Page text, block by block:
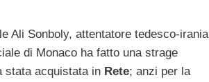
Ali Sonboly, attentatore tedesco-
di Monaco ha fatto una strage
stata acquistata in Rete; anzi per la